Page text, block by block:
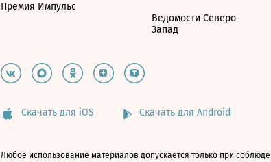
Премия Импульс
Ведомости Северо-
Запад
Скачать для iOS Скачать для Android
Любое использование материалов допускается только при